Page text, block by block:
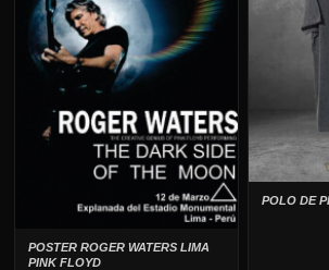
POSTER ROGER WATERS LIMA
PINK FLOYD
POLO DE